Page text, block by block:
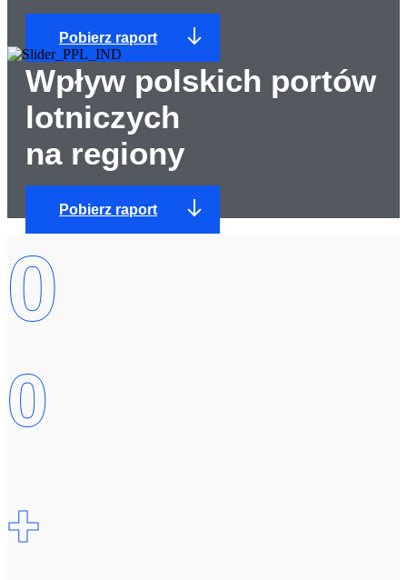
Pobierz raport
Wpływ polskich portów
lotniczych
na regiony
Pobierz raport
0
0
+